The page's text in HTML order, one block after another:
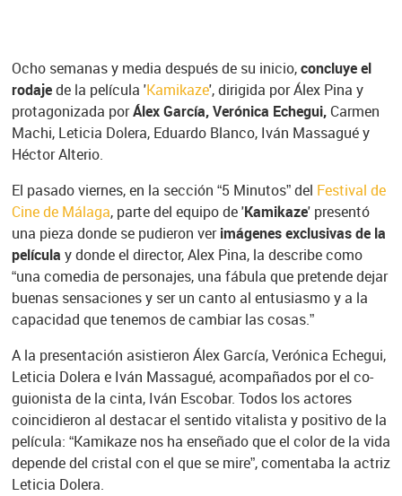
Ocho semanas y media después de su inicio,concluye el
rodajede la película 'Kamikaze', dirigida por Álex Pina y
protagonizada porÁlex García, Verónica Echegui,Carmen
Machi, Leticia Dolera, Eduardo Blanco, Iván Massagué y
Héctor Alterio.
El pasado viernes, en la sección “5 Minutos” del Festival de
Cine de Málaga, parte del equipo de 'Kamikaze' presentó
una pieza donde se pudieron verimágenes exclusivas de la
película y donde el director, Alex Pina, la describe como
“una comedia de personajes, una fábula que pretende dejar
buenas sensaciones y ser un canto al entusiasmo y a la
capacidad que tenemos de cambiar las cosas.”
A la presentación asistieron Álex García, Verónica Echegui,
Leticia Dolera e Iván Massagué, acompañados por el co-
guionista de la cinta, Iván Escobar. Todos los actores
coincidieron al destacar el sentido vitalista y positivo de la
película: “Kamikaze nos ha enseñado que el color de la vida
depende del cristal con el que se mire”, comentaba la actriz
Leticia Dolera.